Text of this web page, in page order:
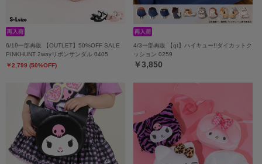
6/19一部再販 【OUTLET】50%OFF SALE
PINKHUNT 2wayリボンサンダル 0405
￥2,799 (50%OFF)
4/3一部再販 【qt】ハイキュー!!ダイカットク
ッション 0259
￥3,850